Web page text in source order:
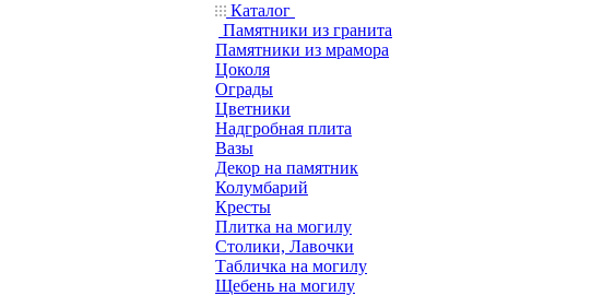
Каталог
Памятники из гранита
Памятники из мрамора
Цоколя
Ограды
Цветники
Надгробная плита
Вазы
Декор на памятник
Колумбарий
Кресты
Плитка на могилу
Столики, Лавочки
Табличка на могилу
Щебень на могилу